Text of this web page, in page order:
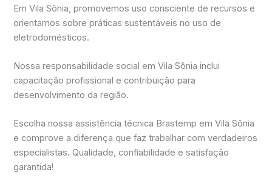
Em Vila Sônia, promovemos uso consciente de recursos e
orientamos sobre práticas sustentáveis no uso de
eletrodomésticos.
Nossa responsabilidade social em Vila Sônia inclui
capacitação profissional e contribuição para
desenvolvimento da região.
Escolha nossa assistência técnica Brastemp em Vila Sônia
e comprove a diferença que faz trabalhar com verdadeiros
especialistas. Qualidade, confiabilidade e satisfação
garantida!